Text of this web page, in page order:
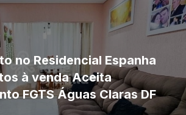
no Residencial Espanha
à venda Aceita
FGTS Águas Claras DF